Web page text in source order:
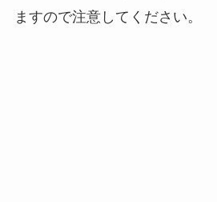
ますので注意してください。